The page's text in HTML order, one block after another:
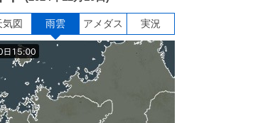
気図 雨雲 アメダス 実況